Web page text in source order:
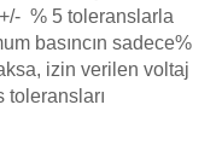
% 5 toleranslarla
basıncın sadece%
izin verilen voltaj
toleransları